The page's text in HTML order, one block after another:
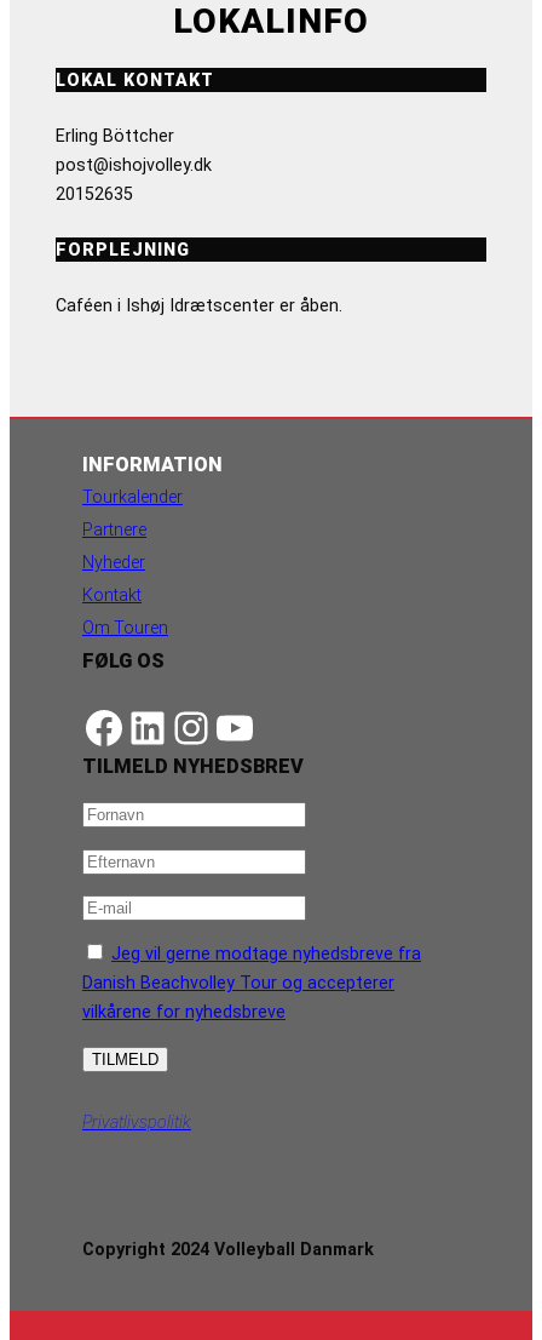
LOKALINFO
LOKAL KONTAKT
Erling Böttcher
post@ishojvolley.dk
20152635
FORPLEJNING
Caféen i Ishøj Idrætscenter er åben.
INFORMATION
Tourkalender
Partnere
Nyheder
Kontakt
Om Touren
FØLG OS
https://www.facebook.com/danishbeachvolleytour LinkedIn Instagram YouTube
TILMELD NYHEDSBREV
Jeg vil gerne modtage nyhedsbreve fra
Danish Beachvolley Tour og accepterer
vilkårene for nyhedsbreve
Privatlivspolitik
Copyright 2024 Volleyball Danmark